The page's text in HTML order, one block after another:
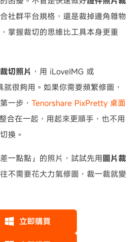
社群平台規格，還是裁掉邊角雜物
掌握裁切的思維比工具本身更重
切照片 ，用 iLoveIMG 或
很夠用。如果你需要頻繁修圖，
一步， Tenorshare PixPretty 桌面
合在一起，用起來更順手，也不用
換。
一點點」的照片，試試先用圖片裁
不需要花大力氣修圖，裁一裁就變